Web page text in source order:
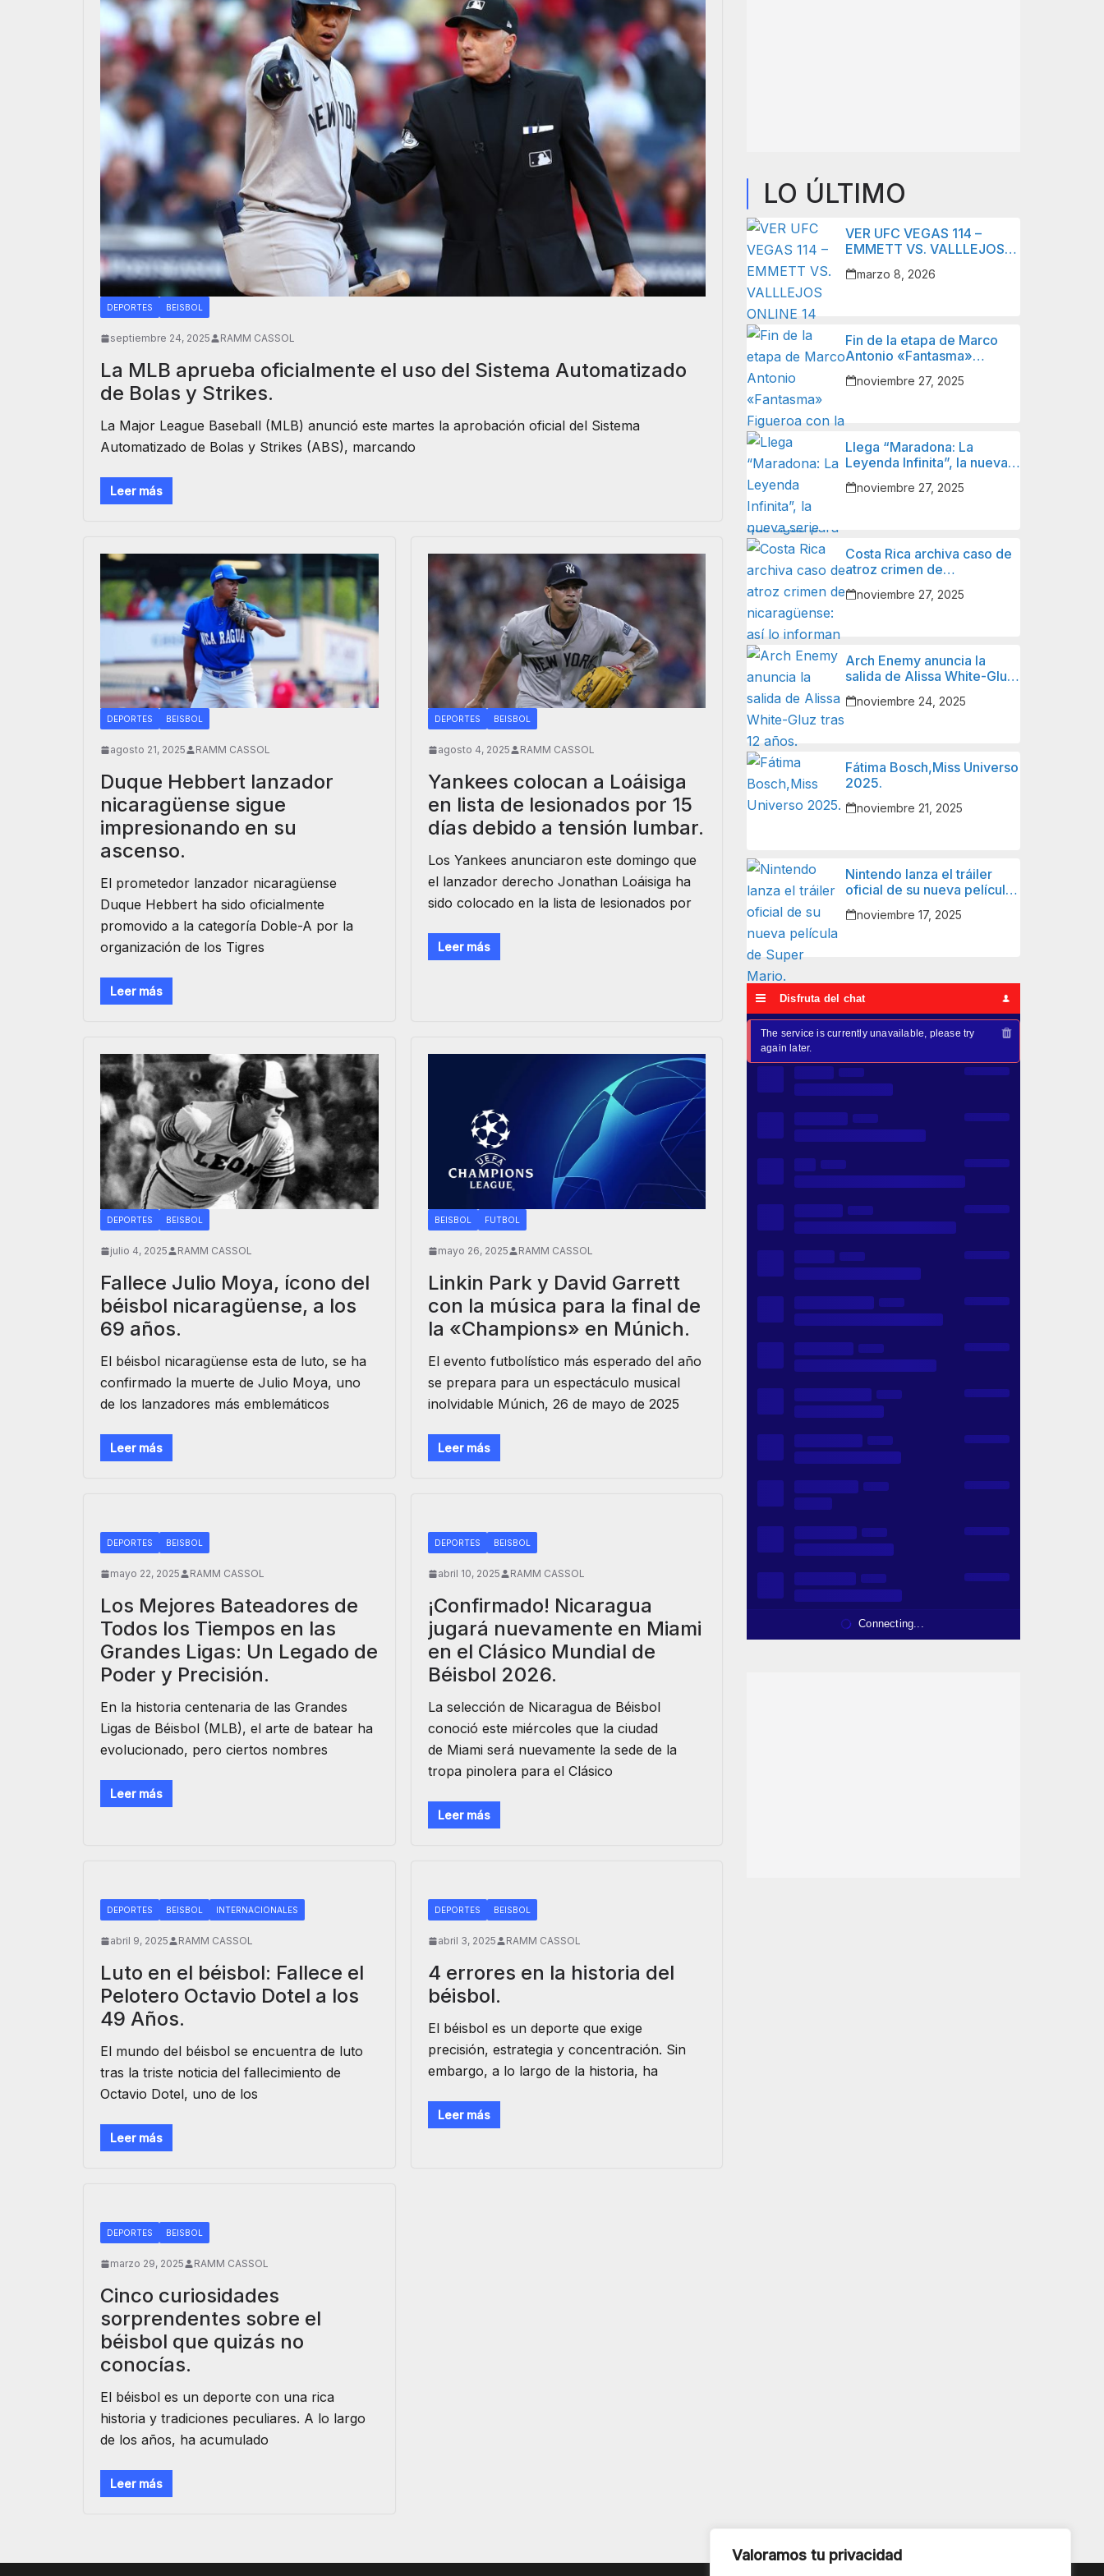
Valoramos tu privacidad
DEPORTES BEISBOL
septiembre 24, 2025 RAMM CASSOL
La MLB aprueba oficialmente el uso del Sistema Automatizado
de Bolas y Strikes.
La Major League Baseball (MLB) anunció este martes la aprobación oficial del Sistema
Automatizado de Bolas y Strikes (ABS), marcando
Leer más
DEPORTES BEISBOL
agosto 21, 2025 RAMM CASSOL
Duque Hebbert lanzador
nicaragüense sigue
impresionando en su
ascenso.
El prometedor lanzador nicaragüense
Duque Hebbert ha sido oficialmente
promovido a la categoría Doble-A por la
organización de los Tigres
Leer más
DEPORTES BEISBOL
agosto 4, 2025 RAMM CASSOL
Yankees colocan a Loáisiga
en lista de lesionados por 15
días debido a tensión lumbar.
Los Yankees anunciaron este domingo que
el lanzador derecho Jonathan Loáisiga ha
sido colocado en la lista de lesionados por
Leer más
DEPORTES BEISBOL
julio 4, 2025 RAMM CASSOL
Fallece Julio Moya, ícono del
béisbol nicaragüense, a los
69 años.
El béisbol nicaragüense esta de luto, se ha
confirmado la muerte de Julio Moya, uno
de los lanzadores más emblemáticos
Leer más
BEISBOL FUTBOL
mayo 26, 2025 RAMM CASSOL
Linkin Park y David Garrett
con la música para la final de
la «Champions» en Múnich.
El evento futbolístico más esperado del año
se prepara para un espectáculo musical
inolvidable Múnich, 26 de mayo de 2025
Leer más
DEPORTES BEISBOL
mayo 22, 2025 RAMM CASSOL
Los Mejores Bateadores de
Todos los Tiempos en las
Grandes Ligas: Un Legado de
Poder y Precisión.
En la historia centenaria de las Grandes
Ligas de Béisbol (MLB), el arte de batear ha
evolucionado, pero ciertos nombres
Leer más
DEPORTES BEISBOL
abril 10, 2025 RAMM CASSOL
¡Confirmado! Nicaragua
jugará nuevamente en Miami
en el Clásico Mundial de
Béisbol 2026.
La selección de Nicaragua de Béisbol
conoció este miércoles que la ciudad
de Miami será nuevamente la sede de la
tropa pinolera para el Clásico
Leer más
DEPORTES BEISBOL INTERNACIONALES
abril 9, 2025 RAMM CASSOL
Luto en el béisbol: Fallece el
Pelotero Octavio Dotel a los
49 Años.
El mundo del béisbol se encuentra de luto
tras la triste noticia del fallecimiento de
Octavio Dotel, uno de los
Leer más
DEPORTES BEISBOL
abril 3, 2025 RAMM CASSOL
4 errores en la historia del
béisbol.
El béisbol es un deporte que exige
precisión, estrategia y concentración. Sin
embargo, a lo largo de la historia, ha
Leer más
DEPORTES BEISBOL
marzo 29, 2025 RAMM CASSOL
Cinco curiosidades
sorprendentes sobre el
béisbol que quizás no
conocías.
El béisbol es un deporte con una rica
historia y tradiciones peculiares. A lo largo
de los años, ha acumulado
Leer más
LO ÚLTIMO
VER UFC VEGAS 114 –
EMMETT VS. VALLLEJOS
ONLINE 14 MARZO 2026 –
LIVE STREAM
marzo 8, 2026
Fin de la etapa de Marco
Antonio «Fantasma»
Figueroa con la Selección
Nacional de Fútbol de
noviembre 27, 2025
Llega “Maradona: La
Leyenda Infinita”, la nueva
serie animada sobre el
ícono del fútbol mundial.
noviembre 27, 2025
Costa Rica archiva caso de
atroz crimen de
nicaragüense: así lo
informan autoridades y
noviembre 27, 2025
Arch Enemy anuncia la
salida de Alissa White-Gluz
tras 12 años.
noviembre 24, 2025
Fátima Bosch,Miss Universo
2025.
noviembre 21, 2025
Nintendo lanza el tráiler
oficial de su nueva película
de Super Mario.
noviembre 17, 2025